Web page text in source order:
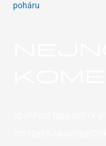
poháru